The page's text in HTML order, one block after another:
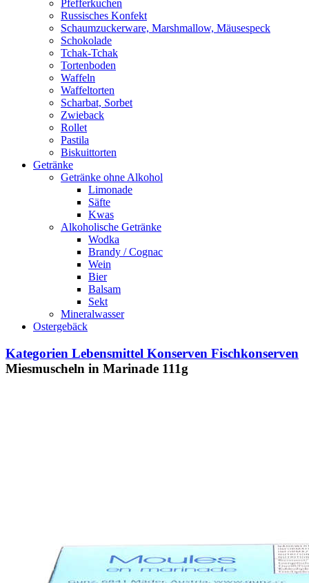
Pfefferkuchen
Russisches Konfekt
Schaumzuckerware, Marshmallow, Mäusespeck
Schokolade
Tchak-Tchak
Tortenboden
Waffeln
Waffeltorten
Scharbat, Sorbet
Zwieback
Rollet
Pastila
Biskuittorten
Getränke
Getränke ohne Alkohol
Limonade
Säfte
Kwas
Alkoholische Getränke
Wodka
Brandy / Cognac
Wein
Bier
Balsam
Sekt
Mineralwasser
Ostergebäck
Kategorien Lebensmittel Konserven Fischkonserven
Miesmuscheln in Marinade 111g